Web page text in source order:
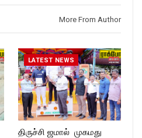
More From Author
LATEST NEWS
திருச்சி ஜமால் முகமது